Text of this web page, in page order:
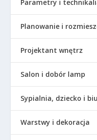
Parametry i
Planowanie i
Projektant wnętrz
Salon i dobór lamp
Sypialnia, dziecko i
Warstwy i dekoracja